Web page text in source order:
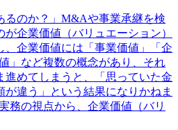
るのか？」M&Aや事業承継を検
企業価値（バリュエーション）
、企業価値には「事業価値」「企
」など複数の概念があり、それ
進めてしまうと、「思っていた金
違う」という結果になりかねま
務の視点から、企業価値（バリ